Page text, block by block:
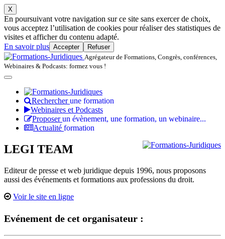
X
En poursuivant votre navigation sur ce site sans exercer de choix,
vous acceptez l’utilisation de cookies pour réaliser des statistiques de
visites et afficher du contenu adapté.
En savoir plus Accepter
Refuser
Agrégateur de Formations, Congrès, conférences,
Webinaires & Podcasts: formez vous !
Rechercherune formation
Webinaires et Podcasts
Proposerun évènement, une formation, un webinaire...
Actualité formation
LEGI TEAM
Editeur de presse et web juridique depuis 1996, nous proposons
aussi des événements et formations aux professions du droit.
Voir le site en ligne
Evénement de cet organisateur :